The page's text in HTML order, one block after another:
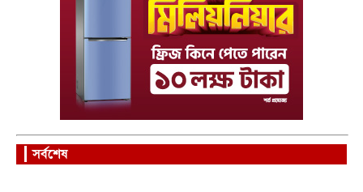
সর্বশেষ